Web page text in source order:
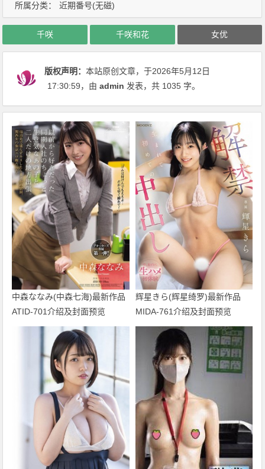
所属分类： 近期番号(无磁)
千咲 千咲和花 女优
版权声明：本站原创文章，于2026年5月12日
17:30:59，由admin 发表，共 1035 字。
中森ななみ(中森七海)最新作品
ATID-701介绍及封面预览
辉星きら(辉星绮罗)最新作品
MIDA-761介绍及封面预览